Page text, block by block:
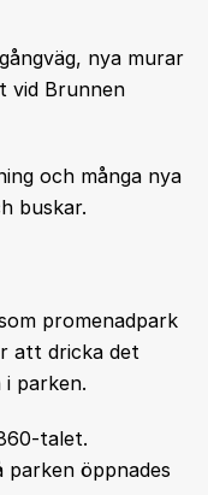
nya murar
vid Brunnen
och många nya
buskar.
promenadpark
att dricka det
parken.
talet.
parken öppnades